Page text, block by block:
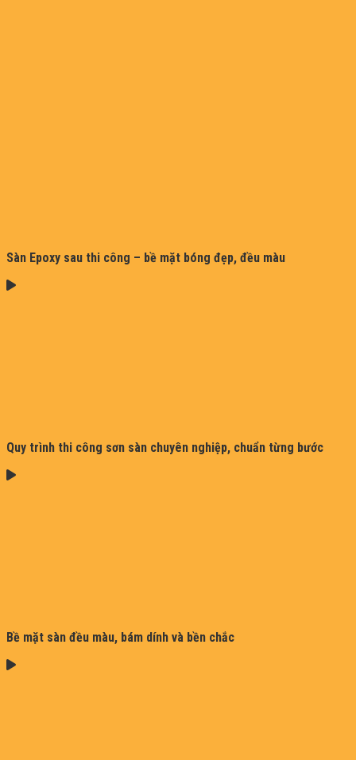
Sàn Epoxy sau thi công – bề mặt bóng đẹp, đều màu
Quy trình thi công sơn sàn chuyên nghiệp, chuẩn từng bước
Bề mặt sàn đều màu, bám dính và bền chắc